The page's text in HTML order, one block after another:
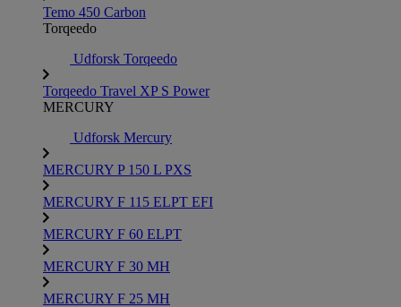
Temo 450 Carbon
Torqeedo
Udforsk Torqeedo
Torqeedo Travel XP S Power
MERCURY
Udforsk Mercury
MERCURY P 150 L PXS
MERCURY F 115 ELPT EFI
MERCURY F 60 ELPT
MERCURY F 30 MH
MERCURY F 25 MH